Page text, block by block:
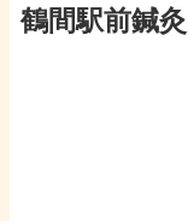
鶴間駅前鍼